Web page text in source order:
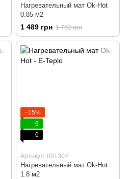
Нагревательный мат Ok-Hot
0.85 м2
1 489 грн 1 752 грн
−15%
6
6
Артикул: 001304
Нагревательный мат Ok-Hot
1.8 м2